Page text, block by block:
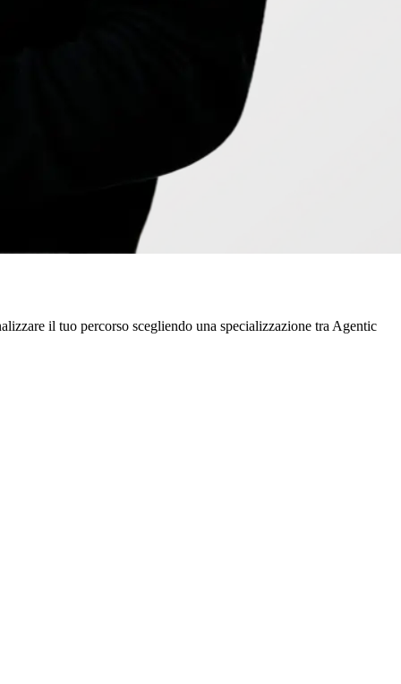
il tuo percorso scegliendo una specializzazione tra Agentic